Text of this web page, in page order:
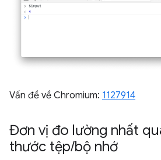
Vấn đề về Chromium: 1127914
Đơn vị đo lường nhất
thước tệp/bộ nhớ